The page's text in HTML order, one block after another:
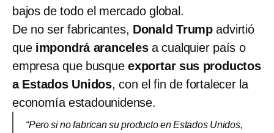
bajos de todo el mercado global.
De no ser fabricantes, Donald Trumpadvirtió
que impondrá arancelesa cualquier país o
empresa que busqueexportar sus productos
a Estados Unidos, con el fin de fortalecer la
economía estadounidense.
“Pero si no fabrican su producto en Estados Unidos,